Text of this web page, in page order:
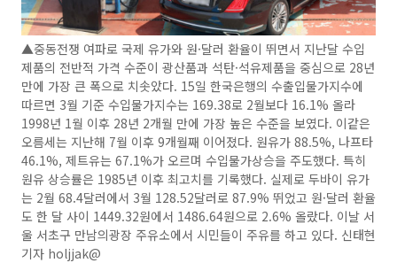
▲중동전쟁 여파로 국제 유가와 원·달러 환율이 뛰면서 지난달 수입
제품의 전반적 가격 수준이 광산품과 석탄·석유제품을 중심으로 28년
만에 가장 큰 폭으로 치솟았다. 15일 한국은행의 수출입물가지수에
따르면 3월 기준 수입물가지수는 169.38로 2월보다 16.1% 올라
1998년 1월 이후 28년 2개월 만에 가장 높은 수준을 보였다. 이같은
오름세는 지난해 7월 이후 9개월째 이어졌다. 원유가 88.5%, 나프타
46.1%, 제트유는 67.1%가 오르며 수입물가상승을 주도했다. 특히
원유 상승률은 1985년 이후 최고치를 기록했다. 실제로 두바이 유가
는 2월 68.4달러에서 3월 128.52달러로 87.9% 뛰었고 원·달러 환율
도 한 달 사이 1449.32원에서 1486.64원으로 2.6% 올랐다. 이날 서
울 서초구 만남의광장 주유소에서 시민들이 주유를 하고 있다. 신태현
기자 holjjak@